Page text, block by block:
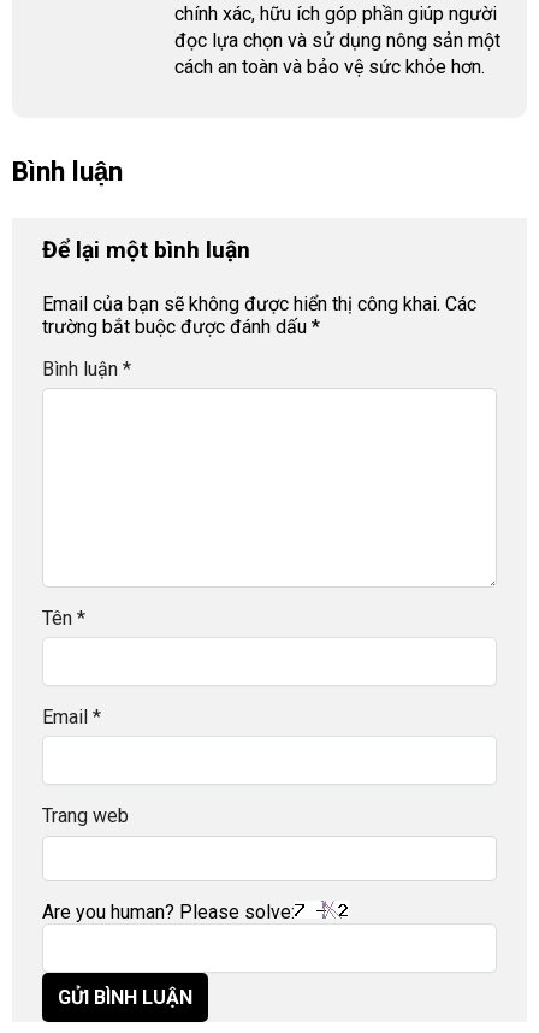
chính xác, hữu ích góp phần giúp người
đọc lựa chọn và sử dụng nông sản một
cách an toàn và bảo vệ sức khỏe hơn.
Bình luận
Để lại một bình luận
Email của bạn sẽ không được hiển thị công khai. Các
trường bắt buộc được đánh dấu *
Bình luận *
Tên *
Email *
Trang web
Are you human? Please solve: